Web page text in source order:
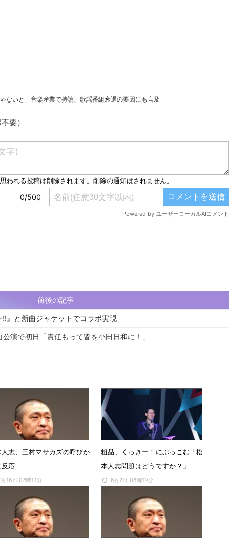
ないと」音楽産業で持論、歌謡番組衰退の要因にも言及
要）
前後の記事
』と新曲ジャケットでコラボ実現
演で初日「責任もって皆を小田日和に！」
志、三村マサカズの呼びか
反応
16日 08時11分
粗品、くっきー！にぶっこむ「松
本人志問題はどうですか？」
6月2日 08時19分